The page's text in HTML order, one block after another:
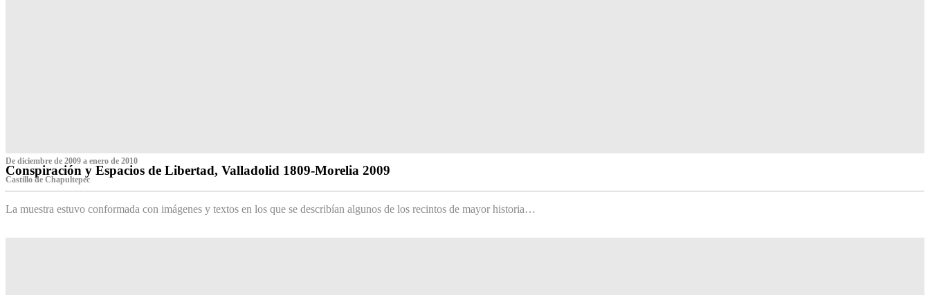
De diciembre de 2009 a enero de 2010
Conspiración y Espacios de Libertad, Valladolid 1809-Morelia 2009
Castillo de Chapultepec
La muestra estuvo conformada con imágenes y textos en los que se describían algunos de los recintos de mayor historia…